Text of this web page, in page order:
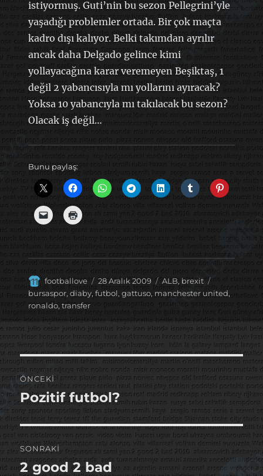
istiyormuş. Guti’nin bu sezon Pellegrini’yle
yaşadığı problemler ortada. Bir çok maçta
kadro dışı kalıyor. Belki takımdan ayrılır
ancak daha Delgado gelince kimi
yollayacağına karar veremeyen Beşiktaş, 1
değil 2 yabancısıyla mı yollarını ayıracak?
Yoksa 10 yabancıyla mı takılacak bu sezon?
Olacak iş değil…
Bunu paylaş:
Yazar
footballove
Yayın
tarihi
28 Aralık 2009 Kategoriler
ALB, brexit
Etiketler
bursaspor, diaby, futbol, gattuso, manchester united,
ronaldo, transfer
Yazı
gezinmesi
ÖNCEKI
Önceki
yazı:
Pozitif futbol?
SONRAKI
Sonraki
2 good 2 bad